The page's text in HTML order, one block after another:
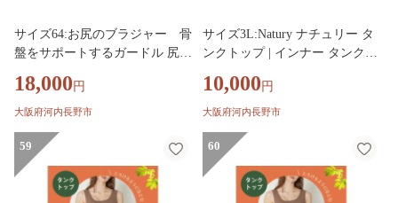
サイズ64:お尻のブラジャー 骨
盤をサポートするガードル 尻肉
ガードル レディース 骨盤矯正
骨盤 ヒップアップ ボディシェ
N Japan
18,000 円
大阪府河内長野市
サイズ3L:Natury ナチュリー タ
ンクトップ | インナー タンクト
イズ ブラ隠し スリーブレス レ
ディースインナー 袖なしインナ
ンクトップ ヘブンジャパン HE
AVEN Japan
10,000 円
大阪府河内長野市
59 60